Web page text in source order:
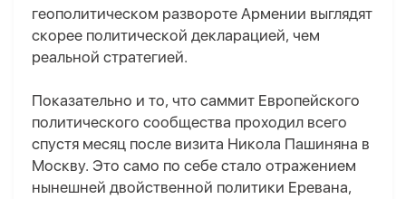
геополитическом развороте Армении выглядят
скорее политической декларацией, чем
реальной стратегией.
Показательно и то, что саммит Европейского
политического сообщества проходил всего
спустя месяц после визита Никола Пашиняна в
Москву. Это само по себе стало отражением
нынешней двойственной политики Еревана,